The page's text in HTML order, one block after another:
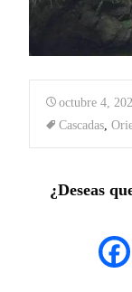
octubre 4,
Cascadas,
¿Deseas